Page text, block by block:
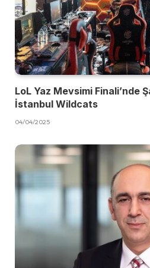
LoL Yaz Mevsimi Finali’nde
İstanbul Wildcats
04/04/2025